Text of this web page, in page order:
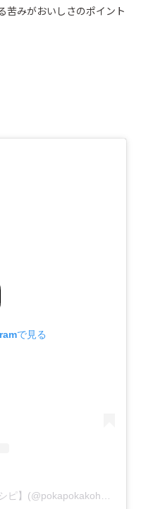
苦みがおいしさのポイント
で見る
小春【弁当 おうちごはん 料理 レシピ】(@pokapokakoharu)がシェアした投稿